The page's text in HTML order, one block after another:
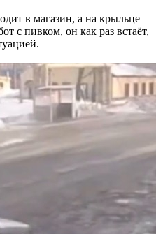
в магазин, а на крыльце
с пивком, он как раз встаёт,